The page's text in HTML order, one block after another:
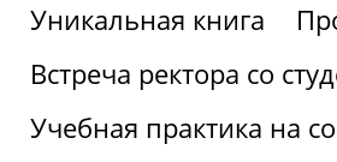
Уникальная книга
Встреча ректора со
Учебная практика на